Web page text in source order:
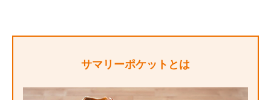
サマリーポケットとは